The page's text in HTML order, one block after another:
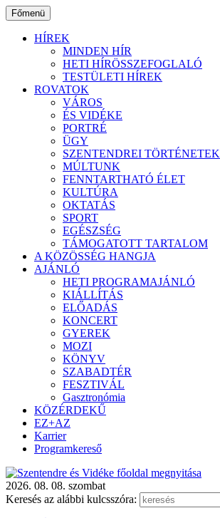
Ugrás
a
tartalomhoz
Főmenü
HÍREK
MINDEN HÍR
HETI HÍRÖSSZEFOGLALÓ
TESTÜLETI HÍREK
ROVATOK
VÁROS
ÉS VIDÉKE
PORTRÉ
ÜGY
SZENTENDREI TÖRTÉNETEK
MÚLTUNK
FENNTARTHATÓ ÉLET
KULTÚRA
OKTATÁS
SPORT
EGÉSZSÉG
TÁMOGATOTT TARTALOM
A KÖZÖSSÉG HANGJA
AJÁNLÓ
HETI PROGRAMAJÁNLÓ
KIÁLLÍTÁS
ELŐADÁS
KONCERT
GYEREK
MOZI
KÖNYV
SZABADTÉR
FESZTIVÁL
Gasztronómia
KÖZÉRDEKŰ
EZ+AZ
Karrier
Programkereső
2026. 08. 08. szombat
Keresés az alábbi kulcsszóra: